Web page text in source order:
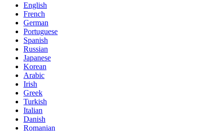
English
French
German
Portuguese
Spanish
Russian
Japanese
Korean
Arabic
Irish
Greek
Turkish
Italian
Danish
Romanian